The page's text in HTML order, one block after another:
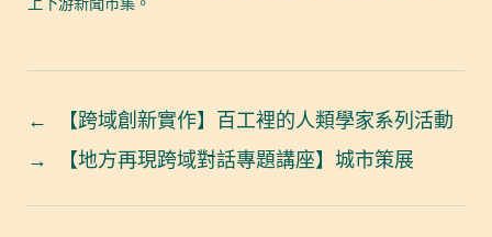
←
【跨域創新實作】百工裡的人類學家系列活動
→
【地方再現跨域對話專題講座】城市策展